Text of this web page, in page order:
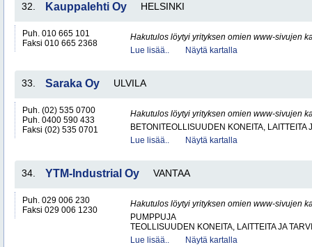
32. Kauppalehti Oy HELSINKI
Puh. 010 665 101
Faksi 010 665 2368
Hakutulos löytyi yrityksen omien www-sivujen
Lue lisää..
Näytä kartalla
33. Saraka Oy ULVILA
Puh. (02) 535 0700
Puh. 0400 590 433
Faksi (02) 535 0701
Hakutulos löytyi yrityksen omien www-sivujen
BETONITEOLLISUUDEN KONEITA, LAITTEITA
Lue lisää..
Näytä kartalla
34. YTM-Industrial Oy VANTAA
Puh. 029 006 230
Faksi 029 006 1230
Hakutulos löytyi yrityksen omien www-sivujen
PUMPPUJA
TEOLLISUUDEN KONEITA, LAITTEITA JA
Lue lisää..
Näytä kartalla